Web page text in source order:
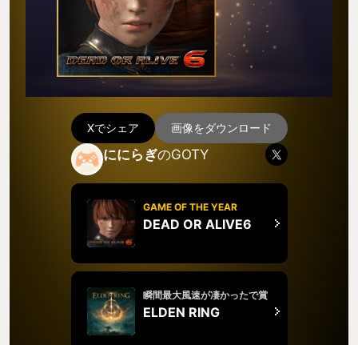
Xでシェア 画像をダウンロード
ににらぎのGOTY
GAME OF THE YEAR
DEAD OR ALIVE6
瞬間最大風速が凄かったで賞
ELDEN RING